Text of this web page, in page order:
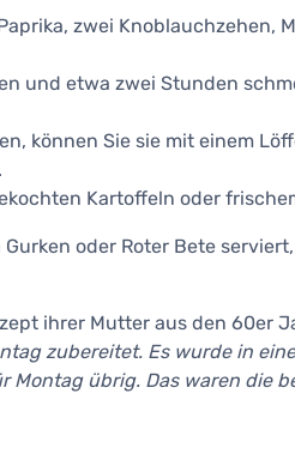
zwei Knoblauchzehen,
und etwa zwei Stunden
können Sie sie mit einem
Kartoffeln oder
oder Roter Bete
ihrer Mutter aus den 60er
zubereitet. Es wurde in
Montag übrig. Das waren die